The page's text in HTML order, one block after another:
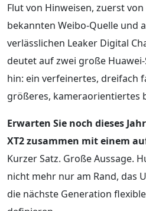
Flut von Hinweisen, zuerst
bekannten Weibo-Quelle und
verlässlichen Leaker Digital
deutet auf zwei große
hin: ein verfeinertes, dreifach
größeres, kameraorientiertes
Erwarten Sie noch dieses
XT2 zusammen mit einem
Kurzer Satz. Große Aussage.
nicht mehr nur am Rand, das
die nächste Generation